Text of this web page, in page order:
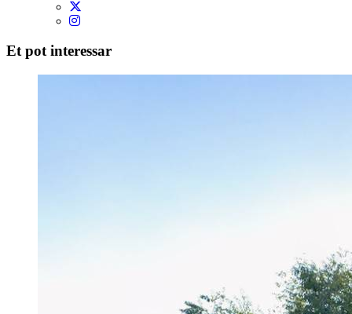
Et pot interessar